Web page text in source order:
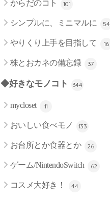
からだのコト 101
シンプルに、ミニマルに 54
やりくり上手を目指して 16
株とおカネの備忘録 37
◆好きなモノコト 344
mycloset 11
おいしい食べモノ 133
お台所とか食器とか 26
ゲーム/NintendoSwitch 62
コスメ大好き！ 44